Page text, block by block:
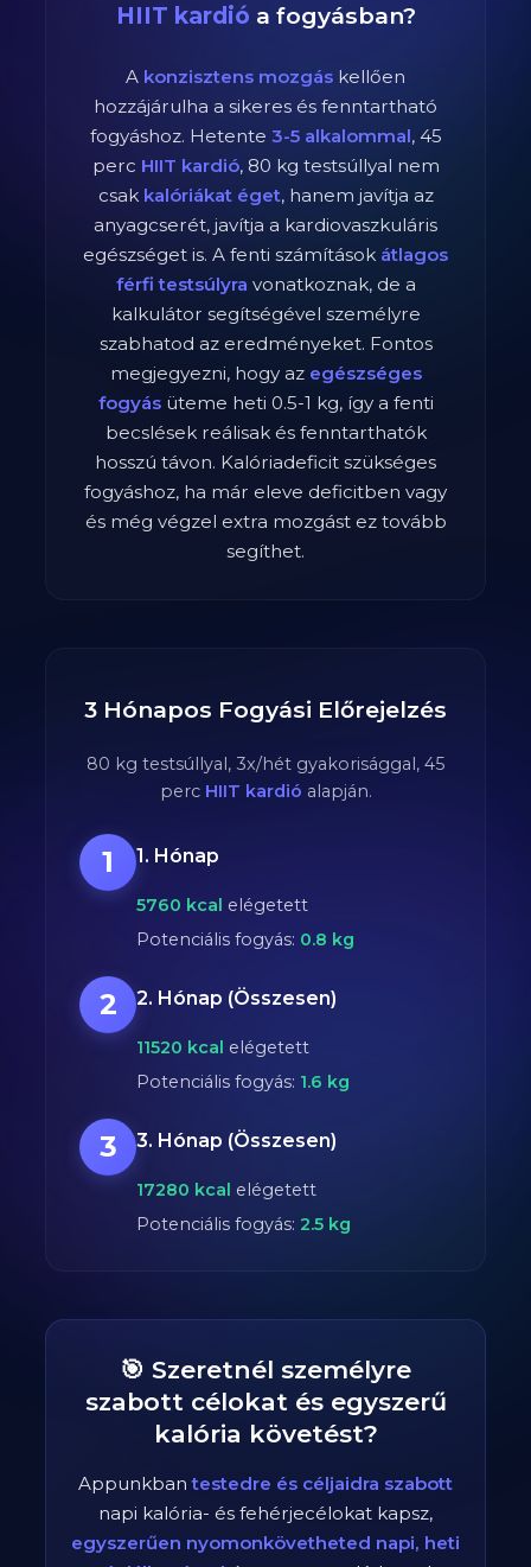
HIIT kardió a fogyásban?
A konzisztens mozgás kellően
hozzájárulha a sikeres és fenntartható
fogyáshoz. Hetente 3-5 alkalommal, 45
perc HIIT kardió, 80 kg testsúllyal nem
csak kalóriákat éget, hanem javítja az
anyagcserét, javítja a kardiovaszkuláris
egészséget is. A fenti számítások átlagos
férfi testsúlyra vonatkoznak, de a
kalkulátor segítségével személyre
szabhatod az eredményeket. Fontos
megjegyezni, hogy az egészséges
fogyásüteme heti 0.5-1 kg, így a fenti
becslések reálisak és fenntarthatók
hosszú távon. Kalóriadeficit szükséges
fogyáshoz, ha már eleve deficitben vagy
és még végzel extra mozgást ez tovább
segíthet.
3 Hónapos Fogyási Előrejelzés
80 kg testsúllyal, 3x/hét gyakorisággal, 45
perc HIIT kardió alapján.
1 1. Hónap
5760 kcal elégetett
Potenciális fogyás: 0.8 kg
2 2. Hónap (Összesen)
11520 kcal elégetett
Potenciális fogyás: 1.6 kg
3 3. Hónap (Összesen)
17280 kcal elégetett
Potenciális fogyás: 2.5 kg
🎯 Szeretnél személyre
szabott célokat és egyszerű
kalória követést?
Appunkbantestedre és céljaidra szabott
napi kalória- és fehérjecélokat kapsz,
egyszerűen nyomonkövetheted napi, heti